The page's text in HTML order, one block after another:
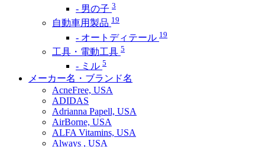
- 男の子 3
自動車用製品 19
- オートディテール 19
工具・電動工具 5
- ミル 5
メーカー名・ブランド名
AcneFree, USA
ADIDAS
Adrianna Papell, USA
AirBorne, USA
ALFA Vitamins, USA
Always , USA